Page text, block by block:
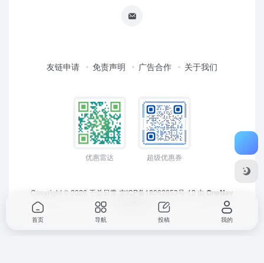
友链申请 免责声明 广告合作 关于我们
优惠雷达 超级优惠券
Copyright © 2026 于总日常 京ICP备18062653号-12 由 OneNav
首页 导航 投稿 我的